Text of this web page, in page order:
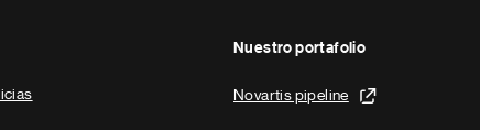
Nuestro portafolio
Novartis pipeline